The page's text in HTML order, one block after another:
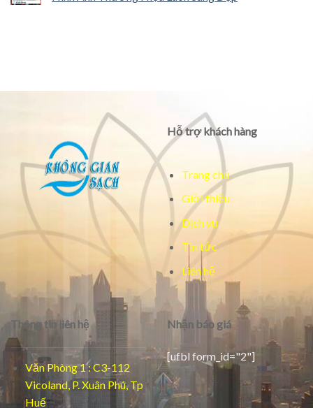
Hỗ trợ khách hàng
Trang chủ
Giới thiệu
Dịch vụ
Tin tức
Liên hệ
Thông tin liên hệ
Văn Phòng 1 : C3-112
Vicoland, P. Xuân Phú, Tp
Huế
Nhận báo giá
[ufbl form_id="2"]